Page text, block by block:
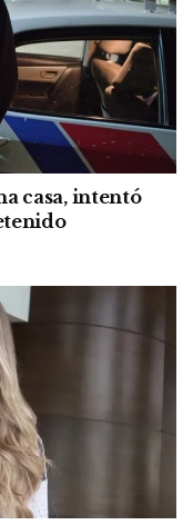
casa, intentó